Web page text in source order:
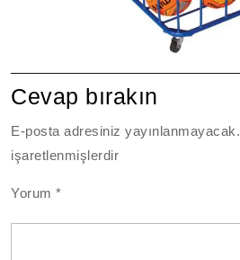
Cevap bırakın
E-posta adresiniz yayınlanmayacak.
işaretlenmişlerdir
Yorum*